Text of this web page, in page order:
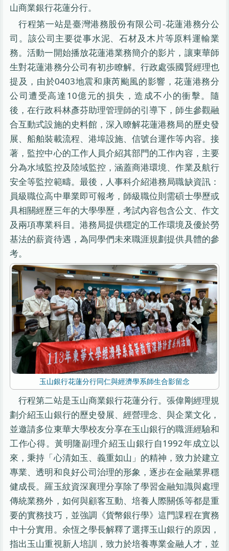
山商業銀行花蓮分行。
行程第一站是臺灣港務股份有限公司-花蓮港務分公
司。該公司主要從事水泥、石材及木片等原料運輸業
務。活動一開始播放花蓮港業務簡介的影片，讓東華師
生對花蓮港務分公司有初步瞭解。行政處張國賢經理也
提及，由於0403地震和康芮颱風的影響，花蓮港務分
公司遭受高達10億元的損失，造成不小的衝擊。隨
後，在行政科林彥芬助理管理師的引導下，師生參觀融
合互動式設施的史料館，深入瞭解花蓮港務局的歷史發
展、船舶裝載流程、港埠設施、信號台運作等內容。接
著，監控中心的工作人員介紹其部門的工作內容，主要
分為水域監控及陸域監控，涵蓋商港環境、作業及航行
安全等監控範疇。最後，人事科介紹港務局職缺資訊：
員級職位高中畢業即可報考，師級職位則需碩士學歷或
具相關經歷三年的大學學歷，考試內容包含公文、作文
及兩項專業科目。港務局提供穩定的工作環境及優於勞
基法的薪資待遇，為同學們未來職涯規劃提供具體的參
考。
玉山銀行花蓮分行同仁與經濟學系師生合影留念
行程第二站是玉山商業銀行花蓮分行。張偉剛經理規
劃介紹玉山銀行的歷史發展、經營理念、與企業文化，
並邀請多位東華大學校友分享在玉山銀行的職涯經驗和
工作心得。黃明隆副理介紹玉山銀行自1992年成立以
來，秉持「心清如玉、義重如山」的精神，致力於建立
專業、透明和良好公司治理的形象，逐步在金融業界穩
健成長。羅玉紋資深襄理分享除了學習金融知識與處理
傳統業務外，如何與顧客互動、培養人際關係等都是重
要的實務技巧，並強調《貨幣銀行學》這門課程在實務
中十分實用。余恆之學長解釋了選擇玉山銀行的原因，
指出玉山重視新人培訓，致力於培養專業金融人才，並